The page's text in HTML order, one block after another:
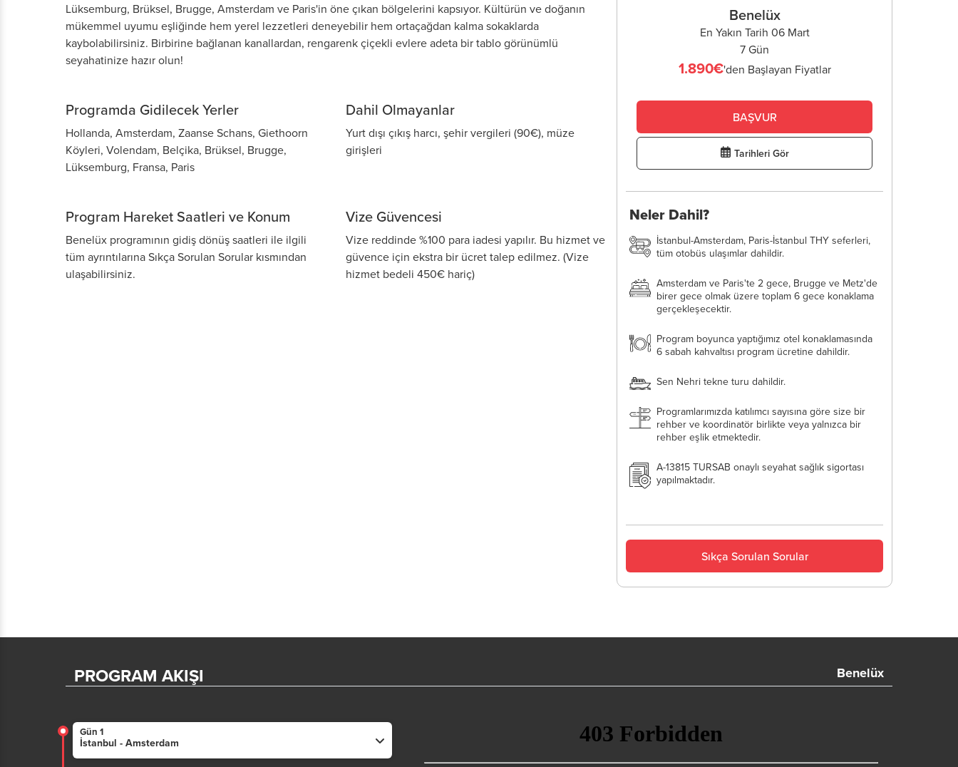
Lüksemburg, Brüksel, Brugge, Amsterdam ve Paris'in öne çıkan bölgelerini kapsıyor. Kültürün ve doğanın
mükemmel uyumu eşliğinde hem yerel lezzetleri deneyebilir hem ortaçağdan kalma sokaklarda
kaybolabilirsiniz. Birbirine bağlanan kanallardan, rengarenk çiçekli evlere adeta bir tablo görünümlü
seyahatinize hazır olun!
Programda Gidilecek Yerler
Hollanda, Amsterdam, Zaanse Schans, Giethoorn
Köyleri, Volendam, Belçika, Brüksel, Brugge,
Lüksemburg, Fransa, Paris
Dahil Olmayanlar
Yurt dışı çıkış harcı, şehir vergileri (90€), müze
girişleri
Program Hareket Saatleri ve Konum
Benelüx programının gidiş dönüş saatleri ile ilgili
tüm ayrıntılarına Sıkça Sorulan Sorular kısmından
ulaşabilirsiniz.
Vize Güvencesi
Vize reddinde %100 para iadesi yapılır. Bu hizmet ve
güvence için ekstra bir ücret talep edilmez. (Vize
hizmet bedeli 450€ hariç)
Benelüx
En Yakın Tarih 06 Mart
7 Gün
1.890€'den Başlayan Fiyatlar
BAŞVUR
Tarihleri Gör
Neler Dahil?
İstanbul-Amsterdam, Paris-İstanbul THY seferleri,
tüm otobüs ulaşımlar dahildir.
Amsterdam ve Paris'te 2 gece, Brugge ve Metz'de
birer gece olmak üzere toplam 6 gece konaklama
gerçekleşecektir.
Program boyunca yaptığımız otel konaklamasında
6 sabah kahvaltısı program ücretine dahildir.
Sen Nehri tekne turu dahildir.
Programlarımızda katılımcı sayısına göre size bir
rehber ve koordinatör birlikte veya yalnızca bir
rehber eşlik etmektedir.
A-13815 TURSAB onaylı seyahat sağlık sigortası
yapılmaktadır.
Sıkça Sorulan Sorular
PROGRAM AKIŞI Benelüx
Gün 1
İstanbul - Amsterdam